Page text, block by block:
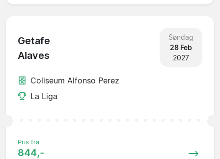
Getafe
Alaves
Søndag
28 Feb
2027
Coliseum Alfonso Perez
La Liga
Pris fra
844,-